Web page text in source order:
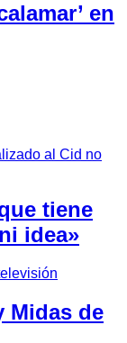
en
tiene
idea»
Midas de